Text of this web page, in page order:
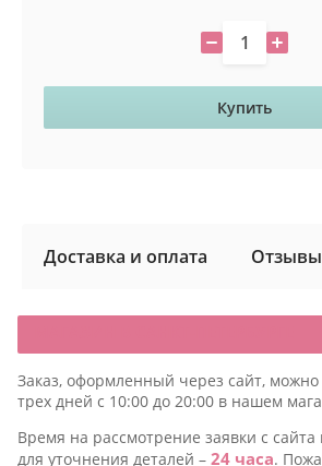
Купить
Доставка и оплата Отзывы
Заказ, оформленный через сайт, можно
трех дней с 10:00 до 20:00 в нашем
Время на рассмотрение заявки c
для уточнения деталей – 24 часа.